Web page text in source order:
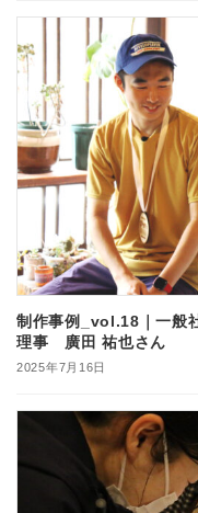
制作事例_vol.18｜一般
理事 廣田 祐也さん
2025年7月16日